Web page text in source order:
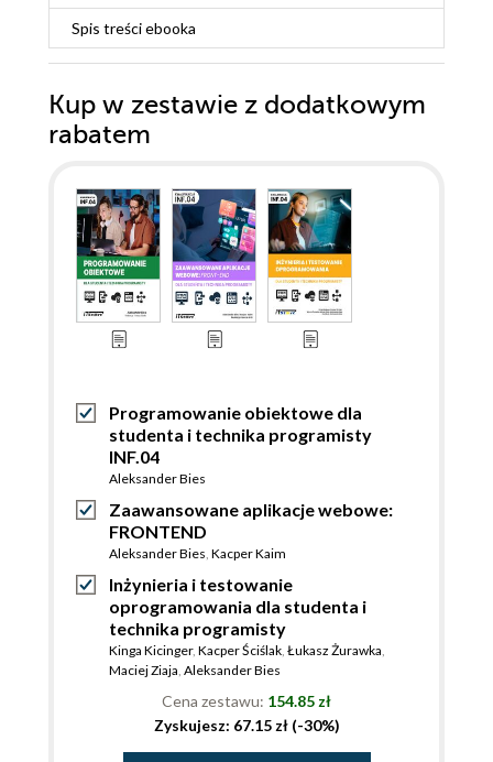
Spis treściebooka
Kup w zestawie z dodatkowym
rabatem
Programowanie obiektowe dla
studenta i technika programisty
INF.04
Aleksander Bies
Zaawansowane aplikacje webowe:
FRONTEND
Aleksander Bies, Kacper Kaim
Inżynieria i testowanie
oprogramowania dla studenta i
technika programisty
Kinga Kicinger, Kacper Ściślak, Łukasz Żurawka,
Maciej Ziaja, Aleksander Bies
Cena zestawu: 154.85 zł
Zyskujesz: 67.15 zł (-30%)